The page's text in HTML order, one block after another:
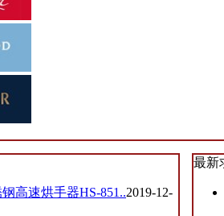
高速烘手器HS-851..2019-12-
最新